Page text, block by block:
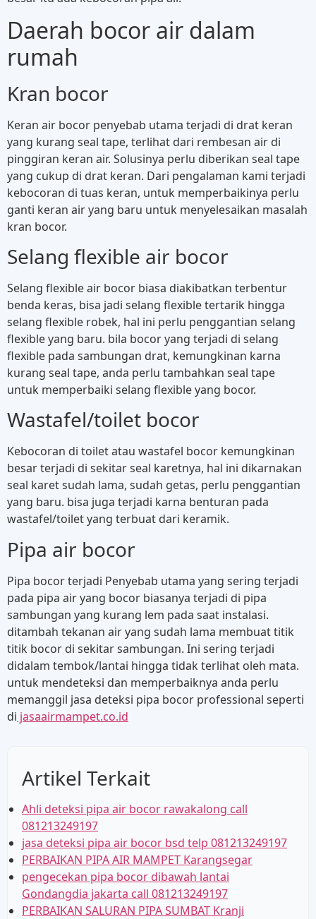
Daerah bocor air dalam
rumah
Kran bocor
Keran air bocor penyebab utama terjadi di drat keran
yang kurang seal tape, terlihat dari rembesan air di
pinggiran keran air. Solusinya perlu diberikan seal tape
yang cukup di drat keran. Dari pengalaman kami terjadi
kebocoran di tuas keran, untuk memperbaikinya perlu
ganti keran air yang baru untuk menyelesaikan masalah
kran bocor.
Selang flexible air bocor
Selang flexible air bocor biasa diakibatkan terbentur
benda keras, bisa jadi selang flexible tertarik hingga
selang flexible robek, hal ini perlu penggantian selang
flexible yang baru. bila bocor yang terjadi di selang
flexible pada sambungan drat, kemungkinan karna
kurang seal tape, anda perlu tambahkan seal tape
untuk memperbaiki selang flexible yang bocor.
Wastafel/toilet bocor
Kebocoran di toilet atau wastafel bocor kemungkinan
besar terjadi di sekitar seal karetnya, hal ini dikarnakan
seal karet sudah lama, sudah getas, perlu penggantian
yang baru. bisa juga terjadi karna benturan pada
wastafel/toilet yang terbuat dari keramik.
Pipa air bocor
Pipa bocor terjadi Penyebab utama yang sering terjadi
pada pipa air yang bocor biasanya terjadi di pipa
sambungan yang kurang lem pada saat instalasi.
ditambah tekanan air yang sudah lama membuat titik
titik bocor di sekitar sambungan. Ini sering terjadi
didalam tembok/lantai hingga tidak terlihat oleh mata.
untuk mendeteksi dan memperbaiknya anda perlu
memanggil jasa deteksi pipa bocor professional seperti
di jasaairmampet.co.id
Artikel Terkait
Ahli deteksi pipa air bocor rawakalong call
081213249197
jasa deteksi pipa air bocor bsd telp 081213249197
PERBAIKAN PIPA AIR MAMPET Karangsegar
pengecekan pipa bocor dibawah lantai
Gondangdia jakarta call 081213249197
PERBAIKAN SALURAN PIPA SUMBAT Kranji